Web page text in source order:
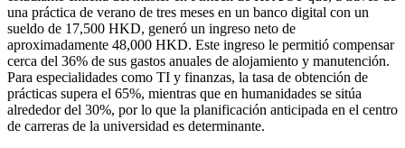
una práctica de verano de tres meses en un banco digital con un
sueldo de 17,500 HKD, generó un ingreso neto de
aproximadamente 48,000 HKD. Este ingreso le permitió compensar
cerca del 36% de sus gastos anuales de alojamiento y manutención.
Para especialidades como TI y finanzas, la tasa de obtención de
prácticas supera el 65%, mientras que en humanidades se sitúa
alrededor del 30%, por lo que la planificación anticipada en el centro
de carreras de la universidad es determinante.